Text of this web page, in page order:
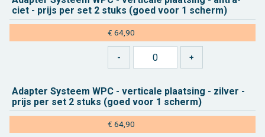
ciet - prijs per set 2 stuks (goed voor 1 scherm)
€ 64,90
Adap­ter Sys­teem WPC - ver­ti­ca­le plaat­sing - zil­ver -
prijs per set 2 stuks (goed voor 1 scherm)
€ 64,90